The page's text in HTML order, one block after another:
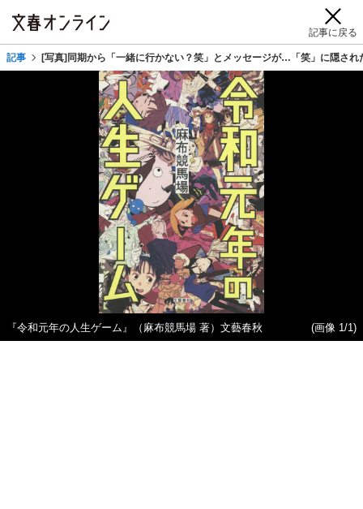
記事に戻る
記事 [写真]同期から「一緒に行かない？笑」とメッセージが…「笑」に隠され
『令和元年の人生ゲーム』（麻布競馬場 著）文藝春秋 (画像 1/1)